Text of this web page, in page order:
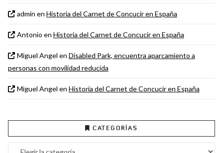
admin en Historia del Carnet de Concucir en España
Antonio en Historia del Carnet de Concucir en España
Miguel Angel en Disabled Park, encuentra aparcamiento a
personas con movilidad reducida
Miguel Angel en Historia del Carnet de Concucir en España
CATEGORÍAS
Categorías